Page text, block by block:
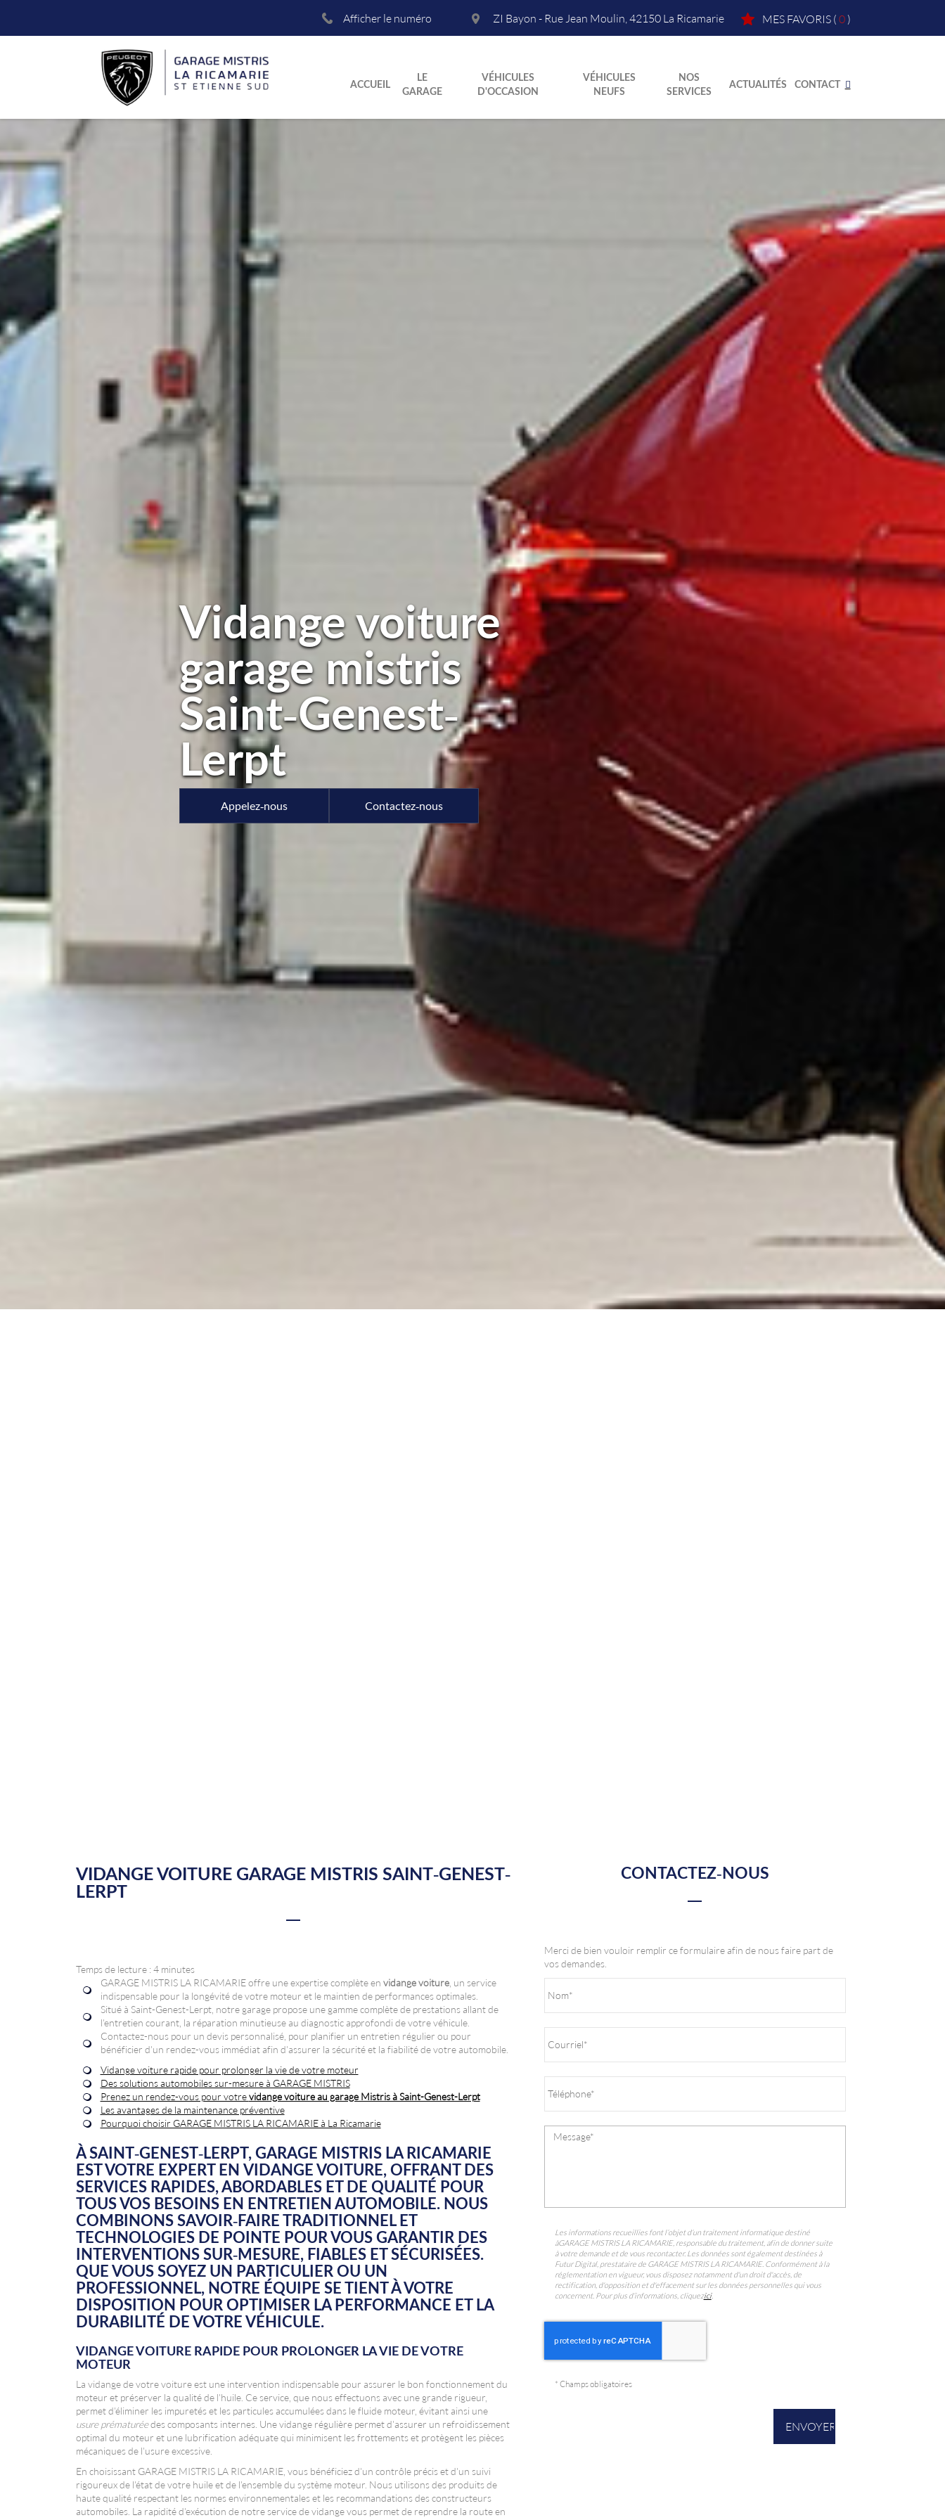
Vidange voiture
garage mistris
Saint-Genest-
Lerpt
Appelez-nous Contactez-nous
Afficher le numéro ZI Bayon - Rue Jean Moulin ,42150 La Ricamarie MES FAVORIS( 0)
ACCUEIL
LE
GARAGE
VÉHICULES
D'OCCASION
VÉHICULES
NEUFS
NOS
SERVICES
ACTUALITÉS CONTACT
VIDANGE VOITURE GARAGE MISTRIS SAINT-GENEST-
LERPT
Temps de lecture : 4 minutes
GARAGE MISTRIS LA RICAMARIE offre une expertise complète en vidange voiture, un service
indispensable pour la longévité de votre moteur et le maintien de performances optimales.
Situé à Saint-Genest-Lerpt, notre garage propose une gamme complète de prestations allant de
l'entretien courant, la réparation minutieuse au diagnostic approfondi de votre véhicule.
Contactez-nous pour un devis personnalisé, pour planifier un entretien régulier ou pour
bénéficier d'un rendez-vous immédiat afin d'assurer la sécurité et la fiabilité de votre automobile.
Vidange voiture rapide pour prolonger la vie de votre moteur
Des solutions automobiles sur-mesure à GARAGE MISTRIS
Prenez un rendez-vous pour votrevidange voiture au garage Mistris à Saint-Genest-Lerpt
Les avantages de la maintenance préventive
Pourquoi choisir GARAGE MISTRIS LA RICAMARIE à La Ricamarie
À SAINT-GENEST-LERPT, GARAGE MISTRIS LA RICAMARIE
EST VOTRE EXPERT EN VIDANGE VOITURE, OFFRANT DES
SERVICES RAPIDES, ABORDABLES ET DE QUALITÉ POUR
TOUS VOS BESOINS EN ENTRETIEN AUTOMOBILE. NOUS
COMBINONS SAVOIR-FAIRE TRADITIONNEL ET
TECHNOLOGIES DE POINTE POUR VOUS GARANTIR DES
INTERVENTIONS SUR-MESURE, FIABLES ET SÉCURISÉES.
QUE VOUS SOYEZ UN PARTICULIER OU UN
PROFESSIONNEL, NOTRE ÉQUIPE SE TIENT À VOTRE
DISPOSITION POUR OPTIMISER LA PERFORMANCE ET LA
DURABILITÉ DE VOTRE VÉHICULE.
VIDANGE VOITURE RAPIDE POUR PROLONGER LA VIE DE VOTRE
MOTEUR
La vidange de votre voiture est une intervention indispensable pour assurer le bon fonctionnement du
moteur et préserver la qualité de l'huile. Ce service, que nous effectuons avec une grande rigueur,
permet d'éliminer les impuretés et les particules accumulées dans le fluide moteur, évitant ainsi une
usure prématuréedes composants internes. Une vidange régulière permet d'assurer un refroidissement
optimal du moteur et une lubrification adéquate qui minimisent les frottements et protègent les pièces
mécaniques de l'usure excessive.
En choisissant GARAGE MISTRIS LA RICAMARIE, vous bénéficiez d'un contrôle précis et d'un suivi
rigoureux de l'état de votre huile et de l'ensemble du système moteur. Nous utilisons des produits de
haute qualité respectant les normes environnementales et les recommandations des constructeurs
automobiles. La rapidité d'exécution de notre service de vidange vous permet de reprendre la route en
CONTACTEZ-NOUS
Merci de bien vouloir remplir ce formulaire afin de nous faire part de
vos demandes.
Les informations recueillies font l’objet d’un traitement informatique destiné
àGARAGE MISTRIS LA RICAMARIE, responsable du traitement, afin de donner suite
à votre demande et de vous recontacter. Les données sont également destinées à
Futur Digital, prestataire de GARAGE MISTRIS LA RICAMARIE. Conformément à la
réglementation en vigueur, vous disposez notamment d'un droit d'accès, de
rectification, d'opposition et d'effacement sur les données personnelles qui vous
concernent. Pour plus d’informations, cliquezici.
* Champs obligatoires